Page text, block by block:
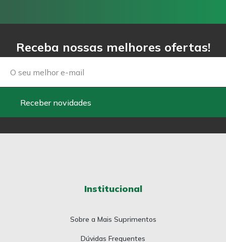
Receba nossas melhores ofertas!
Email
Receber novidades
Institucional
Sobre a Mais Suprimentos
Dúvidas Frequentes